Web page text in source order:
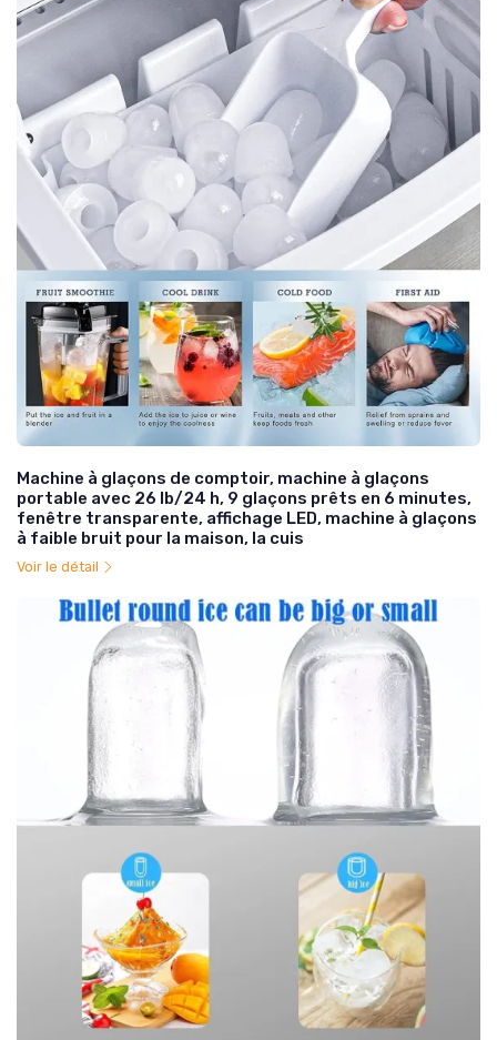
Machine à glaçons de comptoir, machine à glaçons
portable avec 26 lb/24 h, 9 glaçons prêts en 6 minutes,
fenêtre transparente, affichage LED, machine à glaçons
à faible bruit pour la maison, la cuis
Voir le détail